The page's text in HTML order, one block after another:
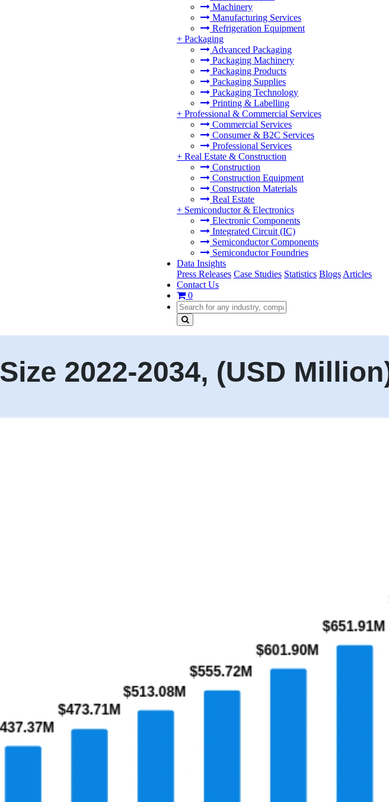
Machinery
Manufacturing Services
Refrigeration Equipment
+ Packaging
Advanced Packaging
Packaging Machinery
Packaging Products
Packaging Supplies
Packaging Technology
Printing & Labelling
+ Professional & Commercial Services
Commercial Services
Consumer & B2C Services
Professional Services
+ Real Estate & Construction
Construction
Construction Equipment
Construction Materials
Real Estate
+ Semiconductor & Electronics
Electronic Components
Integrated Circuit (IC)
Semiconductor Components
Semiconductor Foundries
Data Insights
Press Releases Case Studies Statistics Blogs Articles
Contact Us
0